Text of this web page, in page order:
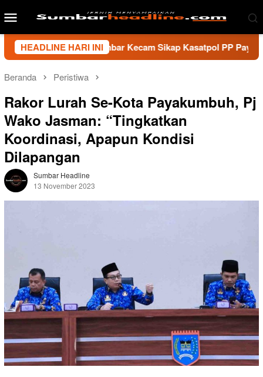
ke
Menu
Mobile
HEADLINE HARI INI
Sumbar Kecam Sikap Kasatpol PP Payakumbuh,
Beranda Peristiwa
Rakor Lurah Se-Kota Payakumbuh, Pj
Wako Jasman: “Tingkatkan
Koordinasi, Apapun Kondisi
Dilapangan
Sumbar Headline
13 November 2023